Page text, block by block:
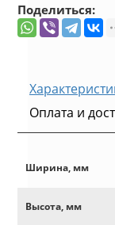
Поделиться:
Оплата и
Ширина, мм
Высота, мм